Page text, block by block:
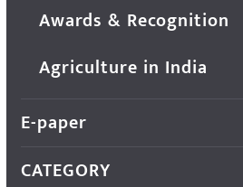
Awards & Recognition
Agriculture in India
E-paper
CATEGORY